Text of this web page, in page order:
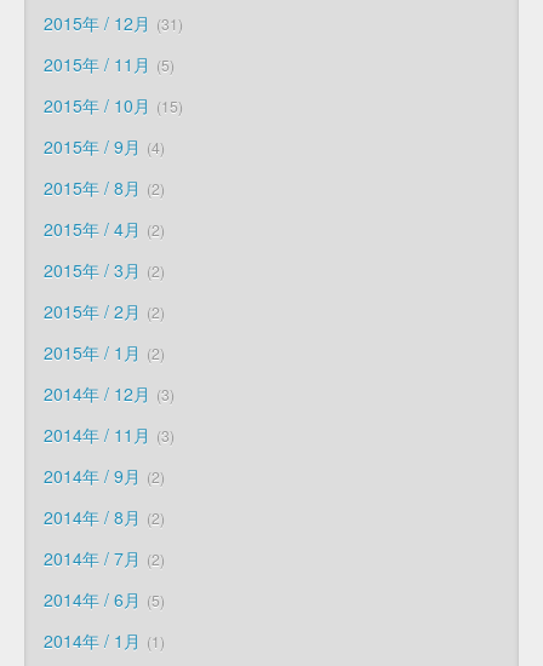
2015年 / 12月 31
2015年 / 11月 5
2015年 / 10月 15
2015年 / 9月 4
2015年 / 8月 2
2015年 / 4月 2
2015年 / 3月 2
2015年 / 2月 2
2015年 / 1月 2
2014年 / 12月 3
2014年 / 11月 3
2014年 / 9月 2
2014年 / 8月 2
2014年 / 7月 2
2014年 / 6月 5
2014年 / 1月 1